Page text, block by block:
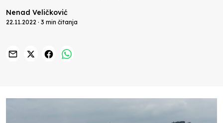
Nenad Veličković
22.11.2022 · 3 min čitanja